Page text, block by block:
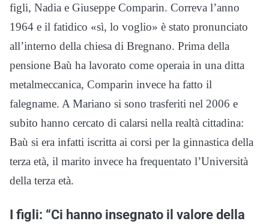
figli, Nadia e Giuseppe Comparin. Correva l’anno
1964 e il fatidico «sì, lo voglio» è stato pronunciato
all’interno della chiesa di Bregnano. Prima della
pensione Baù ha lavorato come operaia in una ditta
metalmeccanica, Comparin invece ha fatto il
falegname. A Mariano si sono trasferiti nel 2006 e
subito hanno cercato di calarsi nella realtà cittadina:
Baù si era infatti iscritta ai corsi per la ginnastica della
terza età, il marito invece ha frequentato l’Università
della terza età.
I figli: “Ci hanno insegnato il valore della